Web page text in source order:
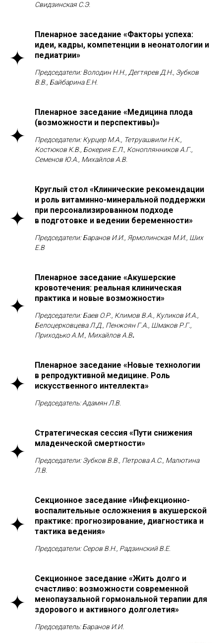
и перинатологии — сложные вопросы и пути
26 сентября
II Национальная премия им. В. И. Кулакова
«Навстречу жизни»
Ждем вас среди участников
форума!
Свидзинская С.Э.
Пленарное заседание «Факторы успеха:
идеи, кадры, компетенции в неонатологии и
педиатрии»
Председатели: Володин Н.Н., Дегтярев Д.Н., Зубков
В.В., Байбарина Е.Н.
Пленарное заседание «Медицина плода
(возможности и перспективы)»
Председатели: Курцер М.А., Тетруашвили Н.К.,
Костюков К.В., Бокерия Е.Л., Коноплянников А.Г.,
Семенов Ю.А., Михайлов А.В.
Круглый стол «Клинические рекомендации
и роль витаминно-минеральной поддержки
при персонализированном подходе
в подготовке и ведении беременности»
Председатели: Баранов И.И., Ярмолинская М.И., Ших
Е.В
Пленарное заседание «Акушерские
кровотечения: реальная клиническая
практика и новые возможности»
Председатели: Баев О.Р., Климов В.А., Куликов И.А.,
Белоцерковцева Л.Д., Пенжоян Г.А., Шмаков Р.Г.,
Приходько А.М., Михайлов А.В.
Пленарное заседание «Новые технологии
в репродуктивной медицине. Роль
искусственного интеллекта»
Председатель: Адамян Л.В.
Стратегическая сессия «Пути снижения
младенческой смертности»
Председатели: Зубков В.В., Петрова А.С., Малютина
Л.В.
Секционное заседание «Инфекционно-
воспалительные осложнения в акушерской
практике: прогнозирование, диагностика и
тактика ведения»
Председатели: Серов В.Н., Радзинский В.Е.
Секционное заседание «Жить долго и
счастливо: возможности современной
менопаузальной гормональной терапии для
здорового и активного долголетия»
Председатель: Баранов И.И.